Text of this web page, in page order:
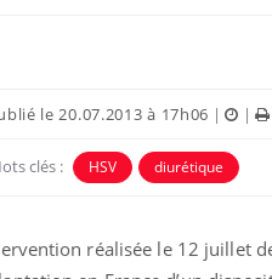
le 20.07.2013 à 17h06 | |
clés : HSV diurétique
réalisée le 12 juillet